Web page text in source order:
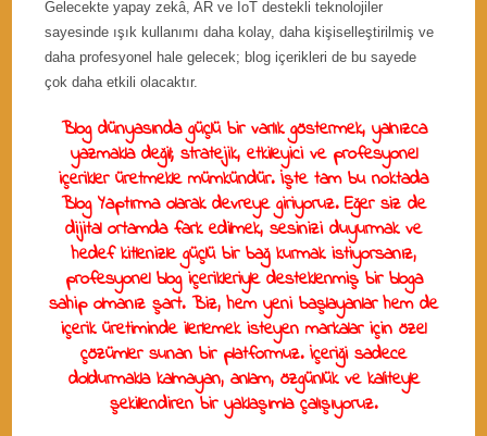
Gelecekte yapay zekâ, AR ve IoT destekli teknolojiler
sayesinde ışık kullanımı daha kolay, daha kişiselleştirilmiş ve
daha profesyonel hale gelecek; blog içerikleri de bu sayede
çok daha etkili olacaktır.
Blog dünyasında güçlü bir varlık göstermek, yalnızca
yazmakla değil; stratejik, etkileyici ve profesyonel
içerikler üretmekle mümkündür. İşte tam bu noktada
Blog Yaptırmaolarak devreye giriyoruz. Eğer siz de
dijital ortamda fark edilmek, sesinizi duyurmak ve
hedef kitlenizle güçlü bir bağ kurmak istiyorsanız,
profesyonel blog içerikleriyle desteklenmiş bir bloga
sahip olmanız şart. Biz, hem yeni başlayanlar hem de
içerik üretiminde ilerlemek isteyen markalar için özel
çözümler sunan bir platformuz. İçeriği sadece
doldurmakla kalmayan, anlam, özgünlük ve kaliteyle
şekillendiren bir yaklaşımla çalışıyoruz.